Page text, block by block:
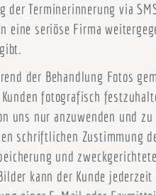
Terminerinnerung via
eine seriöse Firma
der Behandlung Fotos
fotografisch
uns nur anzuwenden und zu
schriftlichen Zustimmung
und
kann der Kunde jederzeit